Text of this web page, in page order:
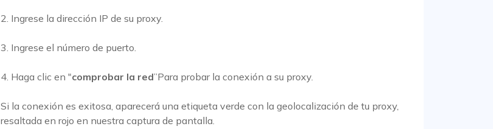
2. Ingrese la dirección IP de su proxy.
3. Ingrese el número de puerto.
4. Haga clic en "comprobar la red”Para probar la conexión a su proxy.
Si la conexión es exitosa, aparecerá una etiqueta verde con la geolocalización de tu proxy,
resaltada en rojo en nuestra captura de pantalla.